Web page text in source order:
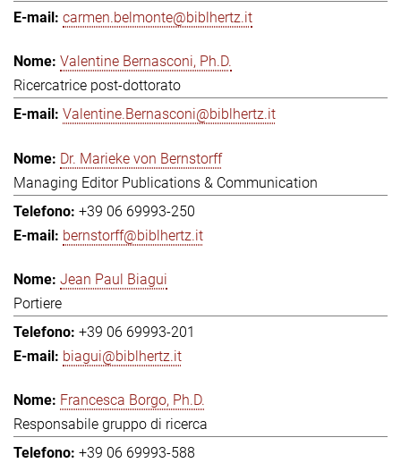
carmen.belmonte@biblhertz.it
Valentine Bernasconi, Ph.D.
Ricercatrice post-dottorato
Valentine.Bernasconi@biblhertz.it
Dr. Marieke von Bernstorff
Managing Editor Publications & Communication
+39 06 69993-250
bernstorff@biblhertz.it
Jean Paul Biagui
Portiere
+39 06 69993-201
biagui@biblhertz.it
Francesca Borgo, Ph.D.
Responsabile gruppo di ricerca
+39 06 69993-588